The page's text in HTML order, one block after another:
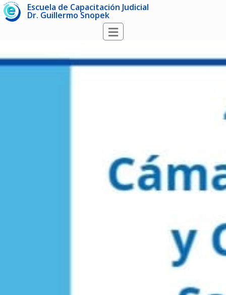
Escuela de Capacitación Judicial
Dr. Guillermo Snopek